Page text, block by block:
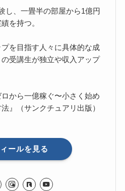
し、一畳半の部屋から1億円
を持つ。
を目指す人々に具体的な成
受講生が独立や収入アップ
から一億稼ぐ〜小さく始め
』（サンクチュアリ出版）
ールを見る